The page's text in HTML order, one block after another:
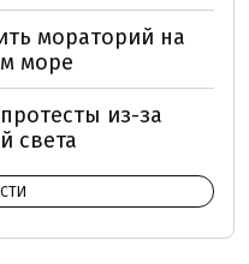
мораторий на
море
из-за
света